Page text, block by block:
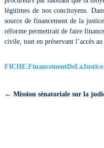
légitimes de nos concitoyens.
source de financement de la
réforme permettrait de faire
civile, tout en préservant l’accès
←Mission sénatoriale sur la